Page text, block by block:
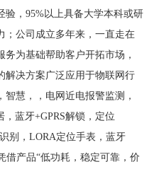
验，95%以上具备大学本科或研
；公司成立多年来，一直走在
为基础帮助客户开拓市场，
解决方案广泛应用于物联网行
慧，，电网近电报警监测，
蓝牙+GPRS解锁，定位
别，LORA定位手表，蓝牙
借产品“低功耗，稳定可靠，价